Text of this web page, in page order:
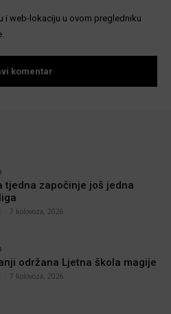
i web-lokaciju u ovom pregledniku
tjedna započinje još jedna
7 kolovoza, 2026
održana Ljetna škola magije
7 kolovoza, 2026